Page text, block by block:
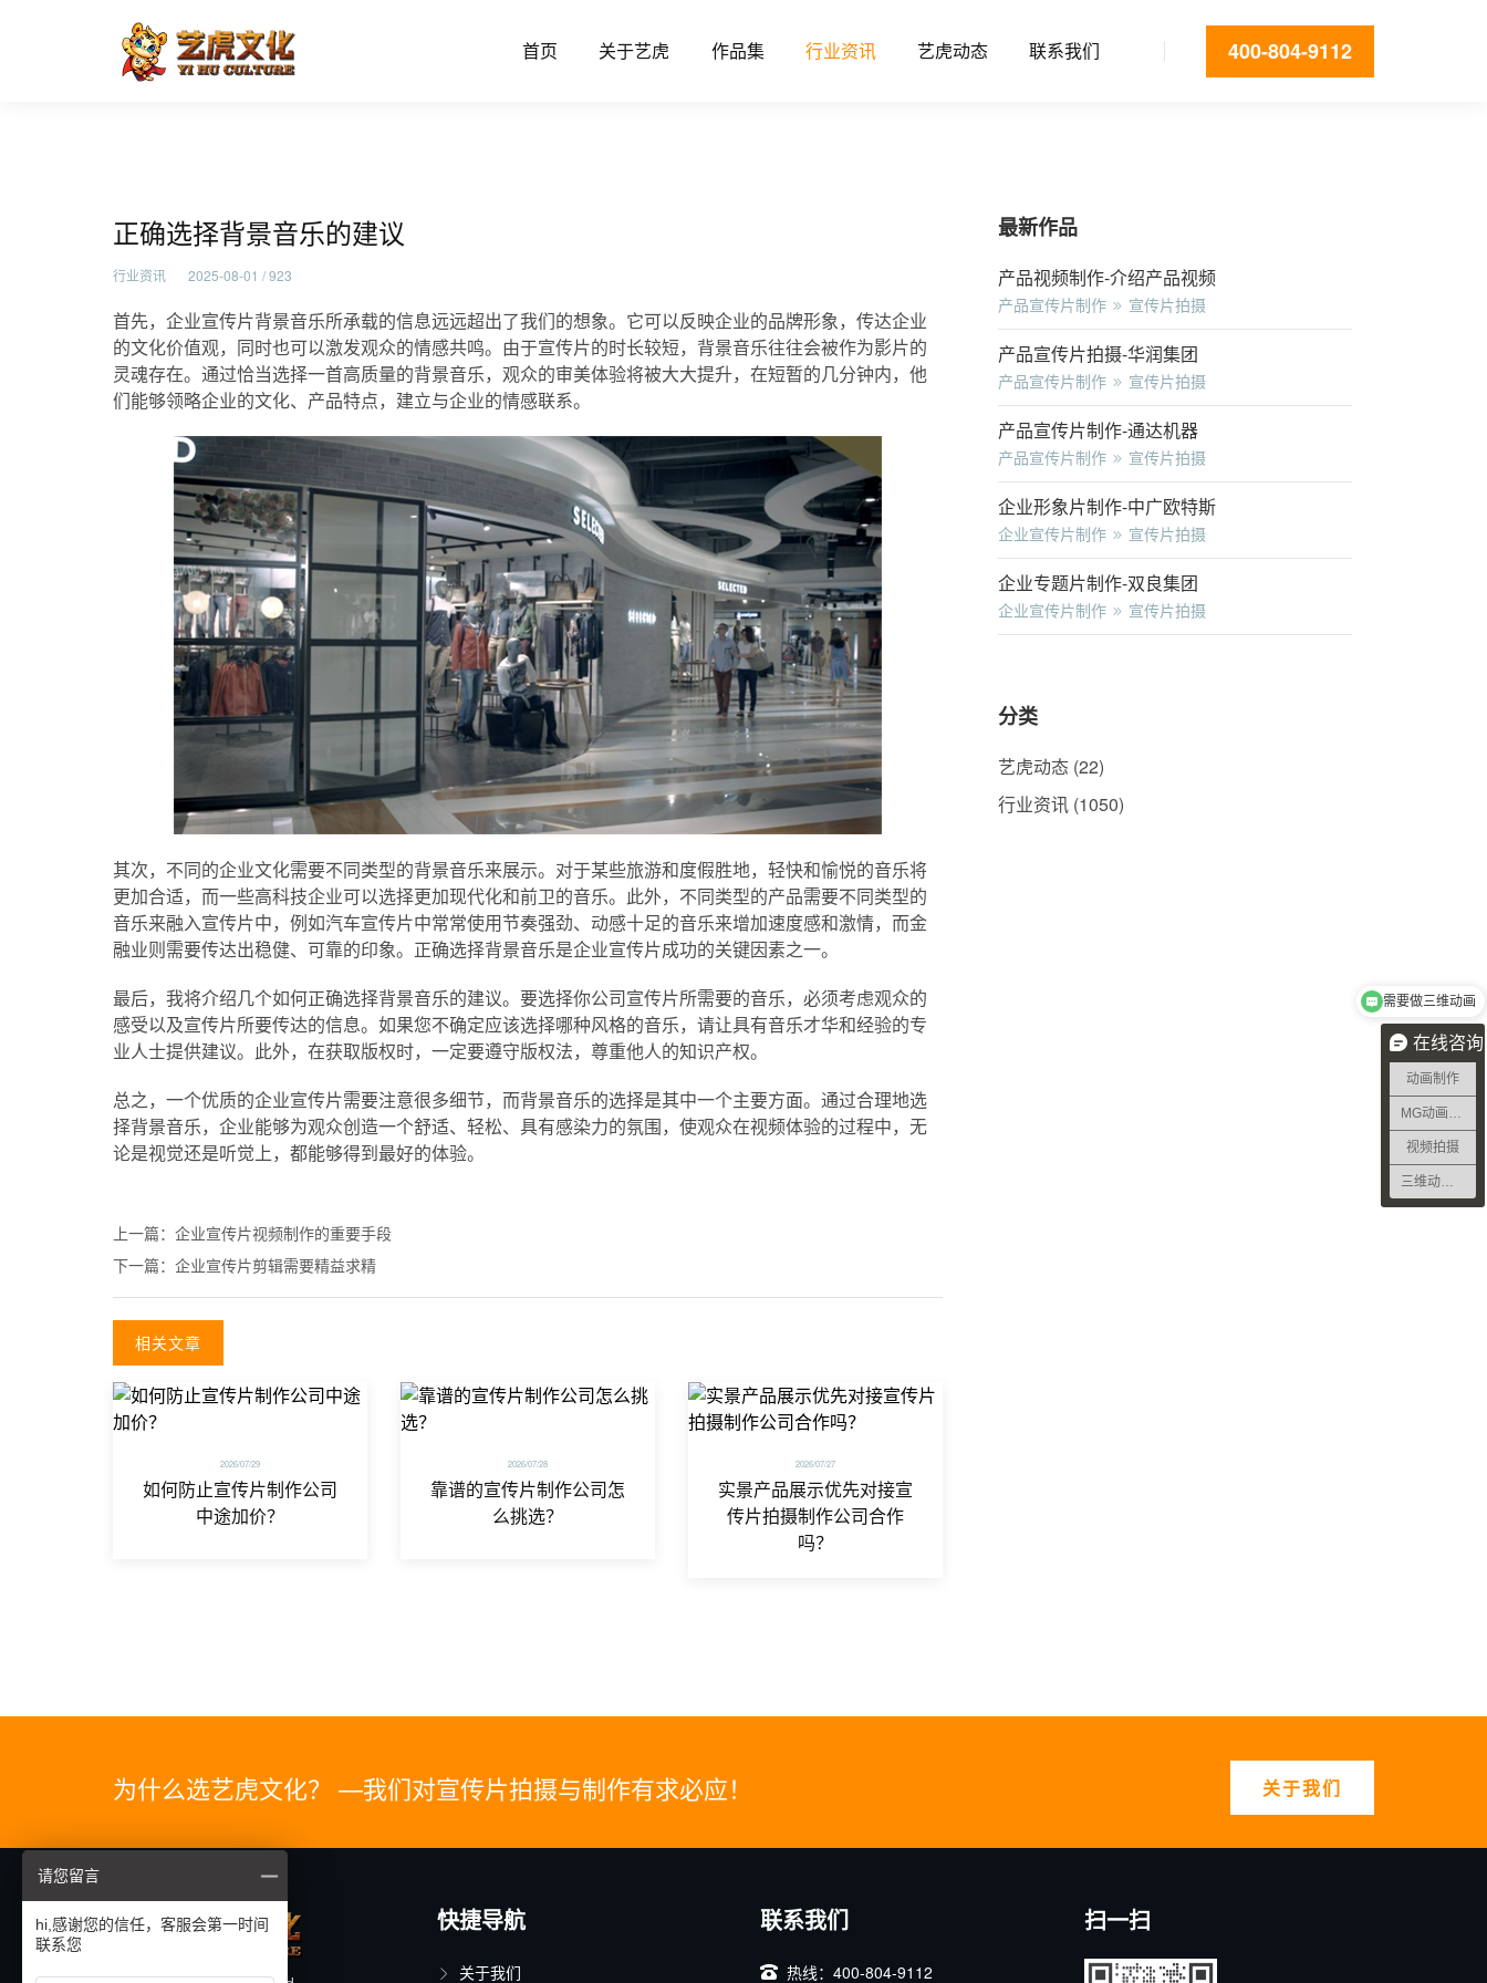
首页 关于艺虎 作品集 行业资讯 艺虎动态 联系我们 400-804-9112
正确选择背景音乐的建议
正确选择背景音乐的建议
行业资讯 2025-08-01 / 923
首先，企业宣传片背景音乐所承载的信息远远超出了我们的想象。它可以反映企业的品牌形象，传达企业
的文化价值观，同时也可以激发观众的情感共鸣。由于宣传片的时长较短，背景音乐往往会被作为影片的
灵魂存在。通过恰当选择一首高质量的背景音乐，观众的审美体验将被大大提升，在短暂的几分钟内，他
们能够领略企业的文化、产品特点，建立与企业的情感联系。
其次，不同的企业文化需要不同类型的背景音乐来展示。对于某些旅游和度假胜地，轻快和愉悦的音乐将
更加合适，而一些高科技企业可以选择更加现代化和前卫的音乐。此外，不同类型的产品需要不同类型的
音乐来融入宣传片中，例如汽车宣传片中常常使用节奏强劲、动感十足的音乐来增加速度感和激情，而金
融业则需要传达出稳健、可靠的印象。正确选择背景音乐是企业宣传片成功的关键因素之一。
最后，我将介绍几个如何正确选择背景音乐的建议。要选择你公司宣传片所需要的音乐，必须考虑观众的
感受以及宣传片所要传达的信息。如果您不确定应该选择哪种风格的音乐，请让具有音乐才华和经验的专
业人士提供建议。此外，在获取版权时，一定要遵守版权法，尊重他人的知识产权。
总之，一个优质的企业宣传片需要注意很多细节，而背景音乐的选择是其中一个主要方面。通过合理地选
择背景音乐，企业能够为观众创造一个舒适、轻松、具有感染力的氛围，使观众在视频体验的过程中，无
论是视觉还是听觉上，都能够得到最好的体验。
上一篇： 企业宣传片视频制作的重要手段
下一篇： 企业宣传片剪辑需要精益求精
相关文章
2026/07/29
如何防止宣传片制作公司
中途加价？
2026/07/28
靠谱的宣传片制作公司怎
么挑选？
2026/07/27
实景产品展示优先对接宣
传片拍摄制作公司合作
吗？
最新作品
产品视频制作-介绍产品视频
产品宣传片制作 宣传片拍摄
产品宣传片拍摄-华润集团
产品宣传片制作 宣传片拍摄
产品宣传片制作-通达机器
产品宣传片制作 宣传片拍摄
企业形象片制作-中广欧特斯
企业宣传片制作 宣传片拍摄
企业专题片制作-双良集团
企业宣传片制作 宣传片拍摄
分类
艺虎动态 (22)
行业资讯 (1050)
为什么选艺虎文化？ —我们对宣传片拍摄与制作有求必应！ 关于我们
快捷导航
关于我们
联系我们
热线：400-804-9112
扫一扫
在线咨询
动画制作
视频拍摄
需要做三维动画
请您留言
hi,感谢您的信任，客服会第一时间
联系您